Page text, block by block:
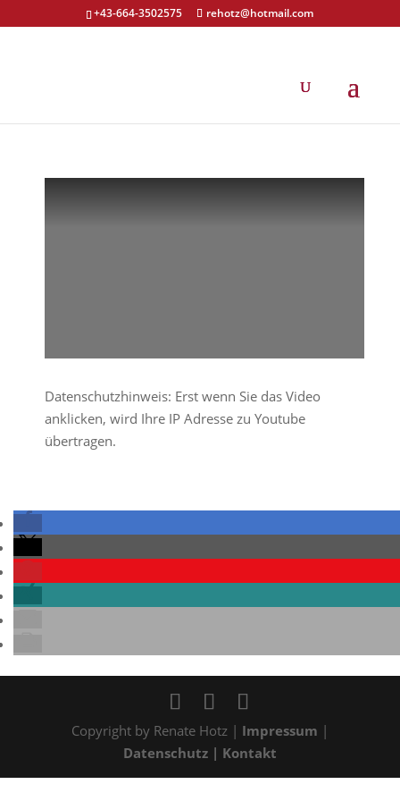
+43-664-3502575 rehotz@hotmail.com
Datenschutzhinweis: Erst wenn Sie das Video
anklicken, wird Ihre IP Adresse zu Youtube
übertragen.
Copyright by Renate Hotz | Impressum |
Datenschutz | Kontakt